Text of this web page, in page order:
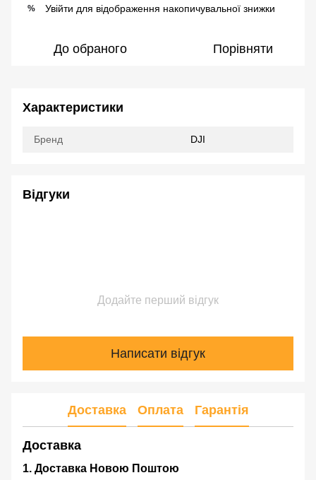
% Увійти для відображення накопичувальної знижки
До обраного Порівняти
Характеристики
Бренд DJI
Відгуки
Додайте перший відгук
Написати відгук
Доставка Оплата Гарантія
Доставка
1. Доставка Новою Поштою